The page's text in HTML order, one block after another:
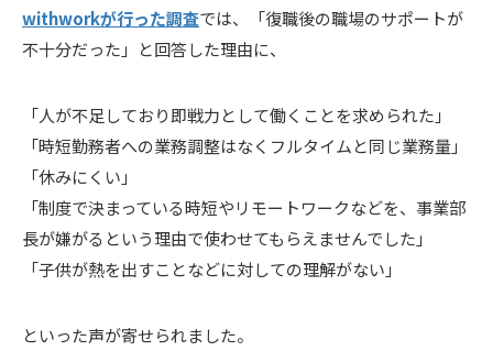
withworkが行った調査では、「復職後の職場のサポートが
不十分だった」と回答した理由に、
「人が不足しており即戦力として働くことを求められた」
「時短勤務者への業務調整はなくフルタイムと同じ業務量」
「休みにくい」
「制度で決まっている時短やリモートワークなどを、事業部
長が嫌がるという理由で使わせてもらえませんでした」
「子供が熱を出すことなどに対しての理解がない」
といった声が寄せられました。